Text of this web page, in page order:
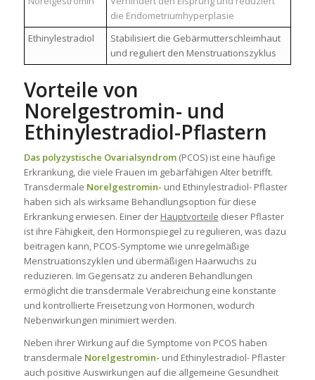
die Endometriumhyperplasie
Ethinylestradiol
Stabilisiert die Gebärmutterschleimhaut
und reguliert den Menstruationszyklus
Vorteile von
Norelgestromin- und
Ethinylestradiol-Pflastern
Das polyzystische Ovarialsyndrom(PCOS) ist eine häufige
Erkrankung, die viele Frauen im gebärfähigen Alter betrifft.
Transdermale Norelgestromin- und Ethinylestradiol-Pflaster
haben sich als wirksame Behandlungsoption für diese
Erkrankung erwiesen. Einer der Hauptvorteile dieser Pflaster
ist ihre Fähigkeit, den Hormonspiegel zu regulieren, was dazu
beitragen kann, PCOS-Symptome wie unregelmäßige
Menstruationszyklen und übermäßigen Haarwuchs zu
reduzieren. Im Gegensatz zu anderen Behandlungen
ermöglicht die transdermale Verabreichung eine konstante
und kontrollierte Freisetzung von Hormonen, wodurch
Nebenwirkungen minimiert werden.
Neben ihrer Wirkung auf die Symptome von PCOS haben
transdermale Norelgestromin- und Ethinylestradiol-Pflaster
auch positive Auswirkungen auf die allgemeine Gesundheit